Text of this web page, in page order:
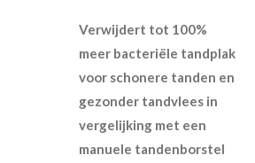
Verwijdert tot 100%
meer bacteriële tandplak
voor schonere tanden en
gezonder tandvlees in
vergelijking met een
manuele tandenborstel